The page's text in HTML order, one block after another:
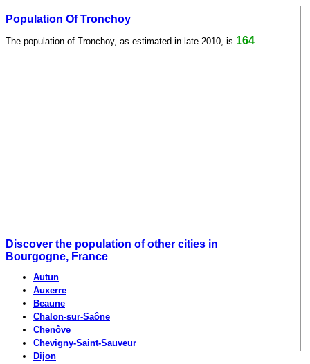
Population Of Tronchoy
The population of Tronchoy, as estimated in late 2010, is 164
Discover the population of other cities in
Bourgogne, France
Autun
Auxerre
Beaune
Chalon-sur-Saône
Chenôve
Chevigny-Saint-Sauveur
Dijon